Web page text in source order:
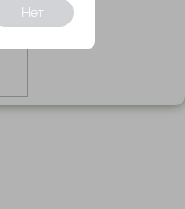
Нет